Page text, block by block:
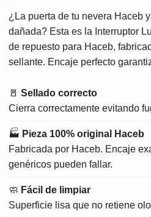
¿La puerta de tu nevera Haceb
dañada? Esta es la Interruptor
de repuesto para Haceb,
sellante. Encaje perfecto
🚪 Sellado correcto
Cierra correctamente evitando
🏭 Pieza 100% original Haceb
Fabricada por Haceb. Encaje
genéricos pueden fallar.
🧼 Fácil de limpiar
Superficie lisa que no retiene